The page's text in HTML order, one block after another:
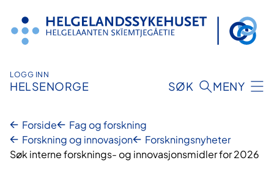
innhold
LOGG INN
HELSENORGE SØK MENY
Forside
Fag og forskning
Forskning og innovasjon
Forskningsnyheter
Søk interne forsknings- og innovasjonsmidler for 2026